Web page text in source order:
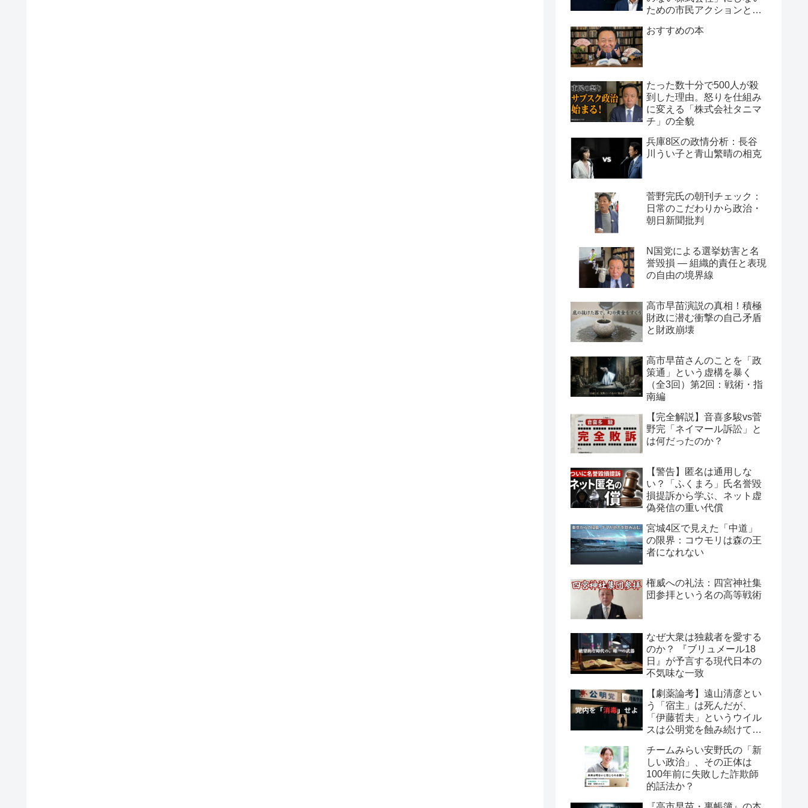
ための市民アクションと組
おすすめの本
たった数十分で500人が殺
到した理由。怒りを仕組み
に変える「株式会社タニマ
チ」の全貌
兵庫8区の政情分析：長谷
川うい子と青山繁晴の相克
菅野完氏の朝刊チェック：
日常のこだわりから政治・
朝日新聞批判
N国党による選挙妨害と名
誉毀損 ― 組織的責任と表現
の自由の境界線
高市早苗演説の真相！積極
財政に潜む衝撃の自己矛盾
と財政崩壊
高市早苗さんのことを「政
策通」という虚構を暴く
（全3回）第2回：戦術・指
南編
【完全解説】音喜多駿vs菅
野完「ネイマール訴訟」と
は何だったのか？
【警告】匿名は通用しな
い？「ふくまろ」氏名誉毀
損提訴から学ぶ、ネット虚
偽発信の重い代償
宮城4区で見えた「中道」
の限界：コウモリは森の王
者になれない
権威への礼法：四宮神社集
団参拝という名の高等戦術
なぜ大衆は独裁者を愛する
のか？ 『ブリュメール18
日』が予言する現代日本の
不気味な一致
【劇薬論考】遠山清彦とい
う「宿主」は死んだが、
「伊藤哲夫」というウイル
スは公明党を蝕み続けてい
チームみらい安野氏の「新
しい政治」、その正体は
100年前に失敗した詐欺師
的話法か？